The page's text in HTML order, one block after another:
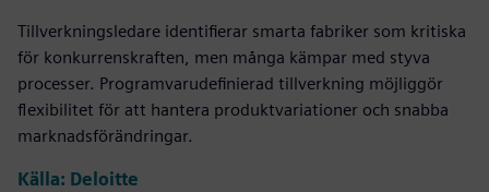
Tillverkningsledare identifierar smarta fabriker som kritiska
för konkurrenskraften, men många kämpar med styva
processer. Programvarudefinierad tillverkning möjliggör
flexibilitet för att hantera produktvariationer och snabba
marknadsförändringar.
Källa: Deloitte